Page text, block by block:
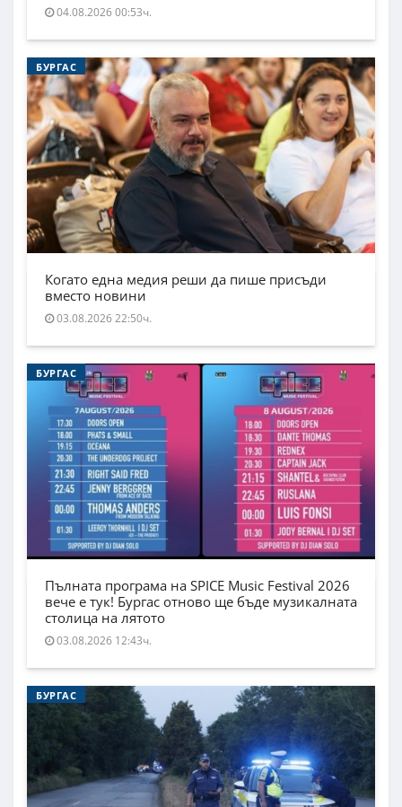
04.08.2026 00:53ч.
БУРГАС
Когато една медия реши да пише присъди
вместо новини
03.08.2026 22:50ч.
БУРГАС
Пълната програма на SPICE Music Festival 2026
вече е тук! Бургас отново ще бъде музикалната
столица на лятото
03.08.2026 12:43ч.
БУРГАС